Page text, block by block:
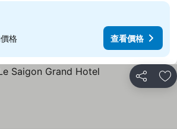
格 查看價格
分享 加